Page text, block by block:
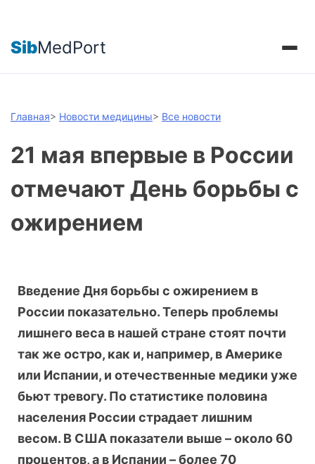
SibMedPort
Главная> Новости медицины> Все новости
21 мая впервые в России
отмечают День борьбы с
ожирением
Введение Дня борьбы с ожирением в
России показательно. Теперь проблемы
лишнего веса в нашей стране стоят почти
так же остро, как и, например, в Америке
или Испании, и отечественные медики уже
бьют тревогу. По статистике половина
населения России страдает лишним
весом. В США показатели выше – около 60
процентов, а в Испании – более 70